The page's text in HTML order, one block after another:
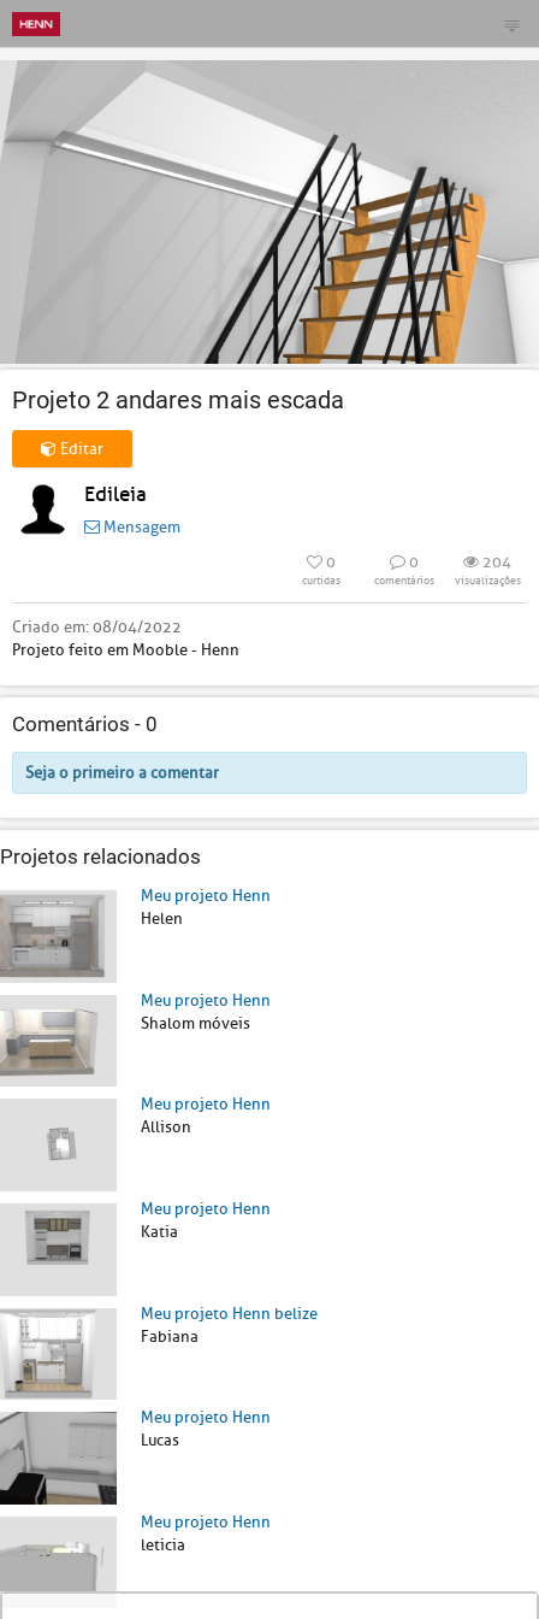
Projeto 2 andares mais escada
Editar
Edileia
Mensagem
0
curtidas
0
comentários
204
visualizações
Criado em:08/04/2022
Projeto feito em Mooble - Henn
Comentários - 0
Seja o primeiro a comentar
Projetos relacionados
Meu projeto Henn
Helen
Meu projeto Henn
Shalom móveis
Meu projeto Henn
Allison
Meu projeto Henn
Katia
Meu projeto Henn belize
Fabiana
Meu projeto Henn
Lucas
Meu projeto Henn
leticia